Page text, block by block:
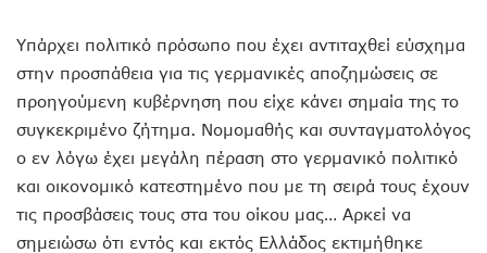
Υπάρχει πολιτικό πρόσωπο που έχει αντιταχθεί εύσχημα
στην προσπάθεια για τις γερμανικές αποζημώσεις σε
προηγούμενη κυβέρνηση που είχε κάνει σημαία της το
συγκεκριμένο ζήτημα. Νομομαθής και συνταγματολόγος
ο εν λόγω έχει μεγάλη πέραση στο γερμανικό πολιτικό
και οικονομικό κατεστημένο που με τη σειρά τους έχουν
τις προσβάσεις τους στα του οίκου μας… Αρκεί να
σημειώσω ότι εντός και εκτός Ελλάδος εκτιμήθηκε